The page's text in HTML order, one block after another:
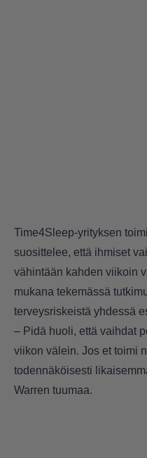
Time4Sleep-yrityksen
suosittelee, että ihmiset
vähintään kahden viikoin
mukana tekemässä
terveysriskeistä yhdessä
– Pidä huoli, että vaihdat
viikon välein. Jos et toimi
todennäköisesti
Warren tuumaa.